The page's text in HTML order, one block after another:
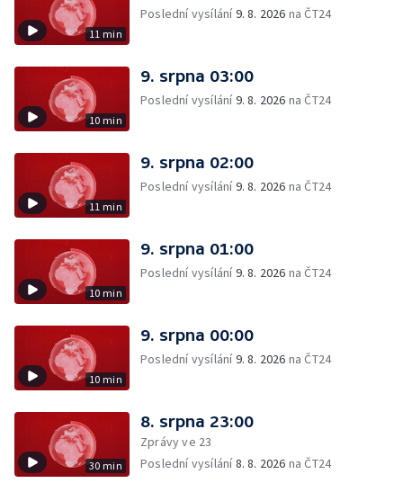
11 min
Poslední vysílání9. 8. 2026 na ČT24
10 min
9. srpna 03:00
Poslední vysílání9. 8. 2026 na ČT24
11 min
9. srpna 02:00
Poslední vysílání9. 8. 2026 na ČT24
10 min
9. srpna 01:00
Poslední vysílání9. 8. 2026 na ČT24
10 min
9. srpna 00:00
Poslední vysílání9. 8. 2026 na ČT24
30 min
8. srpna 23:00
Zprávy ve 23
Poslední vysílání8. 8. 2026 na ČT24